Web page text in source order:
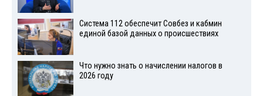
Система 112 обеспечит Совбез и кабмин
единой базой данных о происшествиях
Что нужно знать о начислении налогов в
2026 году